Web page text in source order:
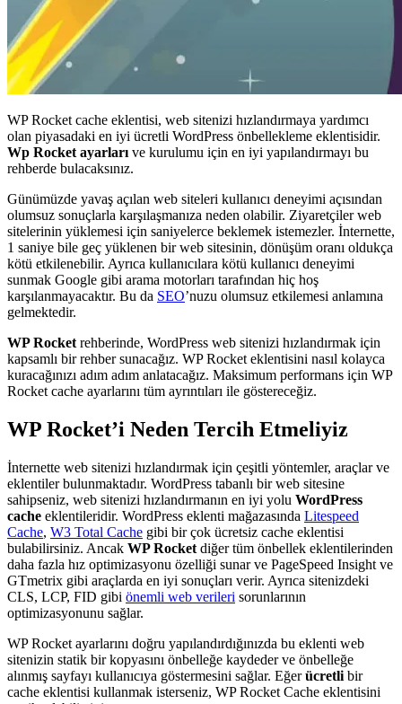
WP Rocket cache eklentisi, web sitenizi hızlandırmaya yardımcı
olan piyasadaki en iyi ücretli WordPress önbellekleme eklentisidir.
Wp Rocket ayarları ve kurulumu için en iyi yapılandırmayı bu
rehberde bulacaksınız.
Günümüzde yavaş açılan web siteleri kullanıcı deneyimi açısından
olumsuz sonuçlarla karşılaşmanıza neden olabilir. Ziyaretçiler web
sitelerinin yüklemesi için saniyelerce beklemek istemezler. İnternette,
1 saniye bile geç yüklenen bir web sitesinin, dönüşüm oranı oldukça
kötü etkilenebilir. Ayrıca kullanıcılara kötü kullanıcı deneyimi
sunmak Google gibi arama motorları tarafından hiç hoş
karşılanmayacaktır. Bu da SEO’nuzu olumsuz etkilemesi anlamına
gelmektedir.
WP Rocket rehberinde, WordPress web sitenizi hızlandırmak için
kapsamlı bir rehber sunacağız. WP Rocket eklentisini nasıl kolayca
kuracağınızı adım adım anlatacağız. Maksimum performans için WP
Rocket cache ayarlarını tüm ayrıntıları ile göstereceğiz.
WP Rocket’i Neden Tercih Etmeliyiz
İnternette web sitenizi hızlandırmak için çeşitli yöntemler, araçlar ve
eklentiler bulunmaktadır. WordPress tabanlı bir web sitesine
sahipseniz, web sitenizi hızlandırmanın en iyi yolu WordPress
cache eklentileridir. WordPress eklenti mağazasında Litespeed
Cache, W3 Total Cache gibi bir çok ücretsiz cache eklentisi
bulabilirsiniz. Ancak WP Rocket diğer tüm önbellek eklentilerinden
daha fazla hız optimizasyonu özelliği sunar ve PageSpeed Insight ve
GTmetrix gibi araçlarda en iyi sonuçları verir. Ayrıca sitenizdeki
CLS, LCP, FID gibi önemli web verileri sorunlarının
optimizasyonunu sağlar.
WP Rocket ayarlarını doğru yapılandırdığınızda bu eklenti web
sitenizin statik bir kopyasını önbelleğe kaydeder ve önbelleğe
alınmış sayfayı kullanıcıya göstermesini sağlar. Eğerücretli bir
cache eklentisi kullanmak isterseniz, WP Rocket Cache eklentisini